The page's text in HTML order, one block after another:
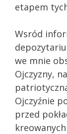
etapem
Wsród
we mnie
Ojczyzny,
Ojczyźnie
przed